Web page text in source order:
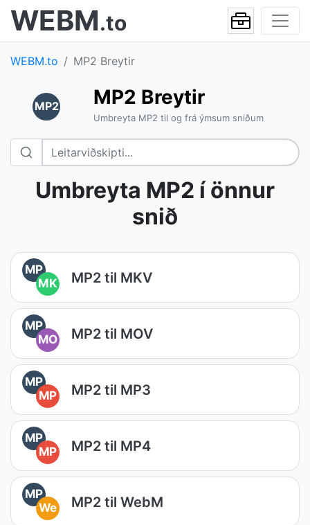
WEBM.to
WEBM.to MP2 Breytir
MP2 MP2 Breytir
Umbreyta MP2 til og frá ýmsum sniðum
Umbreyta MP2 í önnur
snið
MP
MK
MP2 til MKV
MP
MO
MP2 til MOV
MP
MP
MP2 til MP3
MP
MP
MP2 til MP4
MP
We
MP2 til WebM